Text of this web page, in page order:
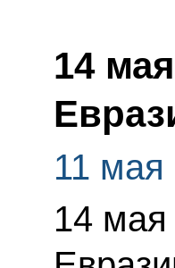
14
11 мая
14